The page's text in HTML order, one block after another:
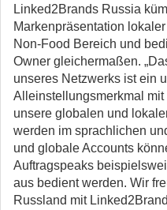
Linked2Brands Russia
Markenpräsentation
Non-Food Bereich und
Owner gleichermaßen.
unseres Netzwerks ist ein
Alleinstellungsmerkmal
unsere globalen und
werden im sprachlichen
und globale Accounts
Auftragspeaks
aus bedient werden. Wir
Russland mit